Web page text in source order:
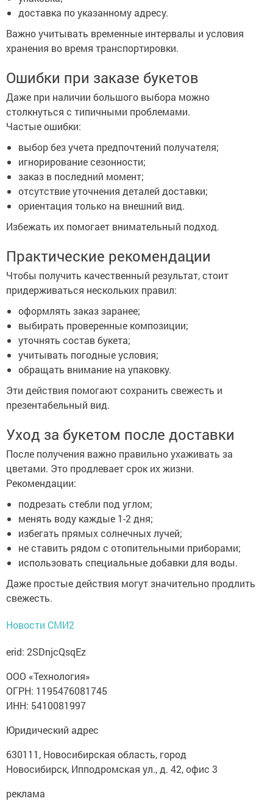
доставка по указанному адресу.
Важно учитывать временные интервалы и условия
хранения во время транспортировки.
Ошибки при заказе букетов
Даже при наличии большого выбора можно
столкнуться с типичными проблемами.
Частые ошибки:
выбор без учета предпочтений получателя;
игнорирование сезонности;
заказ в последний момент;
отсутствие уточнения деталей доставки;
ориентация только на внешний вид.
Избежать их помогает внимательный подход.
Практические рекомендации
Чтобы получить качественный результат, стоит
придерживаться нескольких правил:
оформлять заказ заранее;
выбирать проверенные композиции;
уточнять состав букета;
учитывать погодные условия;
обращать внимание на упаковку.
Эти действия помогают сохранить свежесть и
презентабельный вид.
Уход за букетом после доставки
После получения важно правильно ухаживать за
цветами. Это продлевает срок их жизни.
Рекомендации:
подрезать стебли под углом;
менять воду каждые 1-2 дня;
избегать прямых солнечных лучей;
не ставить рядом с отопительными приборами;
использовать специальные добавки для воды.
Даже простые действия могут значительно продлить
свежесть.
Новости СМИ2
erid: 2SDnjcQsqEz
ООО «Технология»
ОГРН: 1195476081745
ИНН: 5410081997
Юридический адрес
630111, Новосибирская область, город
Новосибирск, Ипподромская ул., д. 42, офис 3
реклама